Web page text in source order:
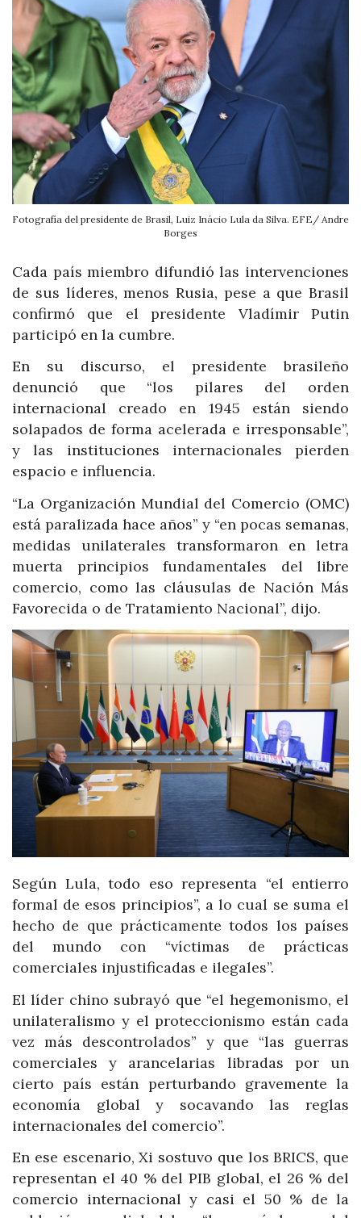
Fotografía del presidente de Brasil, Luiz Inácio Lula da Silva. EFE/ Andre
Borges
Cada país miembro difundió las intervenciones
de sus líderes, menos Rusia, pese a que Brasil
confirmó que el presidente Vladímir Putin
participó en la cumbre.
En su discurso, el presidente brasileño
denunció que “los pilares del orden
internacional creado en 1945 están siendo
solapados de forma acelerada e irresponsable”,
y las instituciones internacionales pierden
espacio e influencia.
“La Organización Mundial del Comercio (OMC)
está paralizada hace años” y “en pocas semanas,
medidas unilaterales transformaron en letra
muerta principios fundamentales del libre
comercio, como las cláusulas de Nación Más
Favorecida o de Tratamiento Nacional”, dijo.
Según Lula, todo eso representa “el entierro
formal de esos principios”, a lo cual se suma el
hecho de que prácticamente todos los países
del mundo con “víctimas de prácticas
comerciales injustificadas e ilegales”.
El líder chino subrayó que “el hegemonismo, el
unilateralismo y el proteccionismo están cada
vez más descontrolados” y que “las guerras
comerciales y arancelarias libradas por un
cierto país están perturbando gravemente la
economía global y socavando las reglas
internacionales del comercio”.
En ese escenario, Xi sostuvo que los BRICS, que
representan el 40 % del PIB global, el 26 % del
comercio internacional y casi el 50 % de la